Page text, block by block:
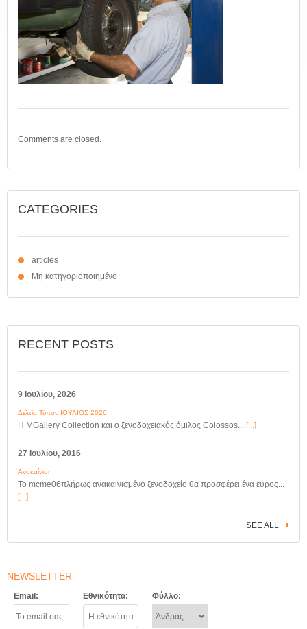
Comments are closed.
CATEGORIES
articles
Μη κατηγοριοποιημένο
RECENT POSTS
9 Ιουλίου, 2026
Δελτίο Τύπου ΙΟΥΛΙΟΣ 2026
Η MGallery Collection και ο ξενοδοχειακός όμιλος Colossos... [...]
27 Ιουλίου, 2016
Ανακαίνιση
Το mcme06πλήρως ανακαινισμένο ξενοδοχείο θα προσφέρει ένα εύρος...
[...]
SEE ALL
NEWSLETTER
Email: Εθνικότητα: Φύλλο: